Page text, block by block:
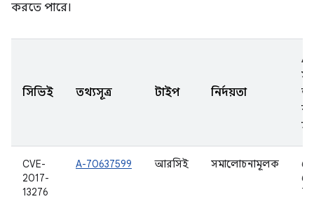
করতে পারে।
সিভিই তথ্যসূত্র টাইপ নির্দয়তা
CVE-
2017-
13276
A-70637599 আরসিই সমালোচনামূলক